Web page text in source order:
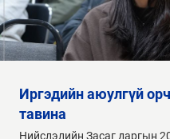
иргэдийн аюулгүй орчинд амьдрах эрхийг нэгд
тавина
Нийслэлийн Засаг даргын